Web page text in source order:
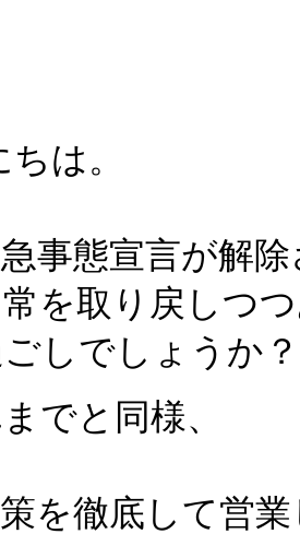
は。
事態宣言が解
を取り戻しつ
しでしょうか？
でと同様、
を徹底して営